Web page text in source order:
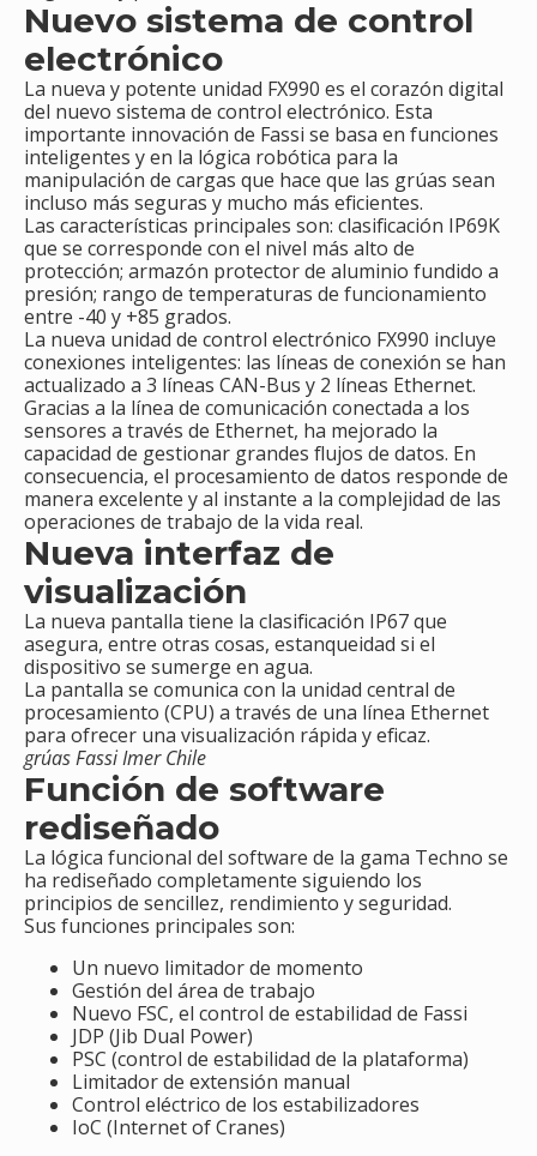
Nuevo sistema de control
electrónico
La nueva y potente unidad FX990 es el corazón digital
del nuevo sistema de control electrónico. Esta
importante innovación de Fassi se basa en funciones
inteligentes y en la lógica robótica para la
manipulación de cargas que hace que las grúas sean
incluso más seguras y mucho más eficientes.
Las características principales son: clasificación IP69K
que se corresponde con el nivel más alto de
protección; armazón protector de aluminio fundido a
presión; rango de temperaturas de funcionamiento
entre -40 y +85 grados.
La nueva unidad de control electrónico FX990 incluye
conexiones inteligentes: las líneas de conexión se han
actualizado a 3 líneas CAN-Bus y 2 líneas Ethernet.
Gracias a la línea de comunicación conectada a los
sensores a través de Ethernet, ha mejorado la
capacidad de gestionar grandes flujos de datos. En
consecuencia, el procesamiento de datos responde de
manera excelente y al instante a la complejidad de las
operaciones de trabajo de la vida real.
Nueva interfaz de
visualización
La nueva pantalla tiene la clasificación IP67 que
asegura, entre otras cosas, estanqueidad si el
dispositivo se sumerge en agua.
La pantalla se comunica con la unidad central de
procesamiento (CPU) a través de una línea Ethernet
para ofrecer una visualización rápida y eficaz.
grúas Fassi Imer Chile
Función de software
rediseñado
La lógica funcional del software de la gama Techno se
ha rediseñado completamente siguiendo los
principios de sencillez, rendimiento y seguridad.
Sus funciones principales son:
Un nuevo limitador de momento
Gestión del área de trabajo
Nuevo FSC, el control de estabilidad de Fassi
JDP (Jib Dual Power)
PSC (control de estabilidad de la plataforma)
Limitador de extensión manual
Control eléctrico de los estabilizadores
IoC (Internet of Cranes)